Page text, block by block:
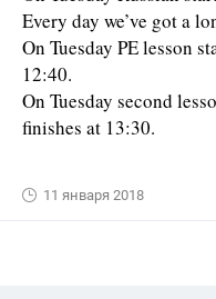
Every day we’ve got a
On Tuesday PE lesson
12:40.
On Tuesday second
finishes at 13:30.
11 января 2018